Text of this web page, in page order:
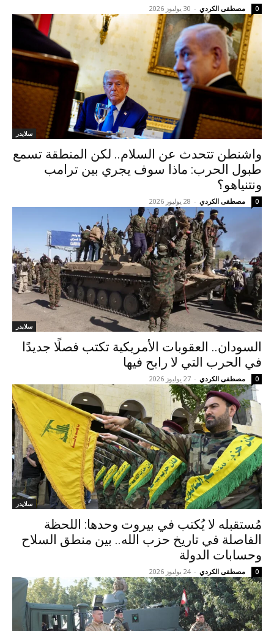
مصطفى الكردي - 30 يوليوز 2026 0
سلايدر
واشنطن تتحدث عن السلام.. لكن المنطقة تسمع
طبول الحرب: ماذا سوف يجري بين ترامب
ونتنياهو؟
مصطفى الكردي - 28 يوليوز 2026 0
سلايدر
السودان.. العقوبات الأمريكية تكتب فصلًا جديدًا
في الحرب التي لا رابح فيها
مصطفى الكردي - 27 يوليوز 2026 0
سلايدر
مُستقبله لا يُكتب في بيروت وحدها: اللحظة
الفاصلة في تاريخ حزب الله.. بين منطق السلاح
وحسابات الدولة
مصطفى الكردي - 24 يوليوز 2026 0